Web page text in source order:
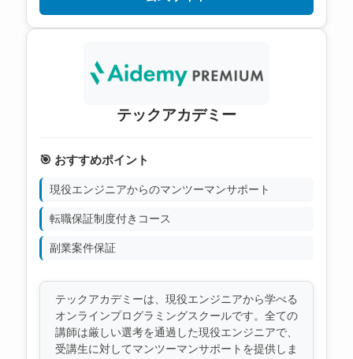
テックアカデミー
🎯 おすすめポイント
現役エンジニアからのマンツーマンサポート
転職保証制度付きコース
副業案件保証
テックアカデミーは、現役エンジニアから学べる
オンラインプログラミングスクールです。全ての
講師は厳しい選考を通過した現役エンジニアで、
受講生に対してマンツーマンサポートを提供しま